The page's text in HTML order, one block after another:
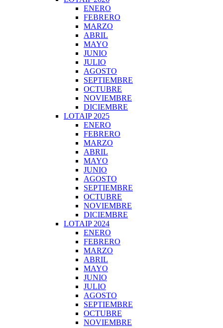
ENERO
FEBRERO
MARZO
ABRIL
MAYO
JUNIO
JULIO
AGOSTO
SEPTIEMBRE
OCTUBRE
NOVIEMBRE
DICIEMBRE
LOTAIP 2025
ENERO
FEBRERO
MARZO
ABRIL
MAYO
JUNIO
AGOSTO
SEPTIEMBRE
OCTUBRE
NOVIEMBRE
DICIEMBRE
LOTAIP 2024
ENERO
FEBRERO
MARZO
ABRIL
MAYO
JUNIO
JULIO
AGOSTO
SEPTIEMBRE
OCTUBRE
NOVIEMBRE